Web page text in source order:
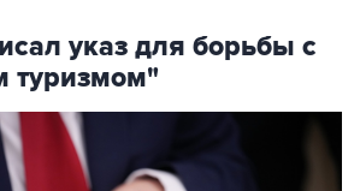
указ для борьбы с
туризмом"